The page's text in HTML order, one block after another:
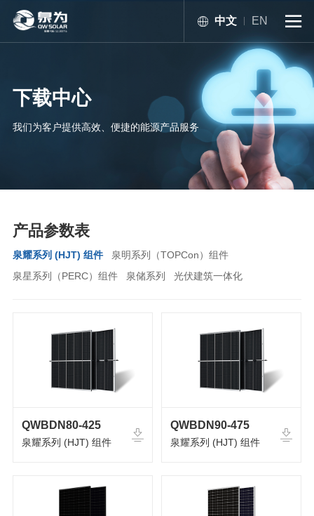
中文 EN 
下载中心
我们为客户提供高效、便捷的能源产品服务
产品参数表
泉耀系列 (HJT) 组件
泉明系列（TOPCon）组件
泉星系列（PERC）组件
泉储系列 光伏建筑一体化
QWBDN80-425
泉耀系列 (HJT) 组件
QWBDN90-475
泉耀系列 (HJT) 组件